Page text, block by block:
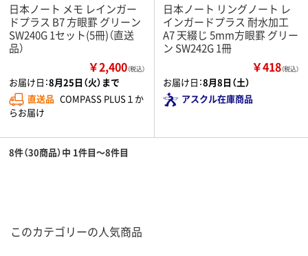
日本ノート メモ レインガー
ドプラス B7 方眼罫 グリーン
SW240G 1セット(5冊)（直送
品）
￥2,400（税込）
お届け日：8月25日（火）まで
直送品 COMPASS PLUS１か
らお届け
日本ノート リングノート レ
インガードプラス 耐水加工
A7 天綴じ 5mm方眼罫 グリー
ン SW242G 1冊
￥418（税込）
お届け日：8月8日（土）
アスクル在庫商品
8件（30商品）中 1件目～8件目
このカテゴリーの人気商品